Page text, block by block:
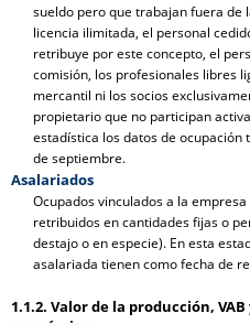
sueldo pero que trabajan fuera de
licencia ilimitada, el personal
retribuye por este concepto, el
comisión, los profesionales libres
mercantil ni los socios
propietario que no participan
estadística los datos de
de septiembre.
Asalariados
Ocupados vinculados a la
retribuidos en cantidades fijas o
destajo o en especie). En esta
asalariada tienen como fecha de
1.1.2. Valor de la producción,